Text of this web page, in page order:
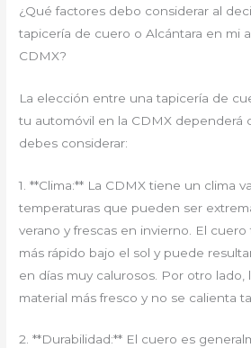
¿Qué factores debo considerar al
tapicería de cuero o Alcántara en mi
CDMX?
La elección entre una tapicería de
tu automóvil en la CDMX dependerá
debes considerar:
1. **Clima:** La CDMX tiene un clima
temperaturas que pueden ser
verano y frescas en invierno. El
más rápido bajo el sol y puede
en días muy calurosos. Por otro lado,
material más fresco y no se calienta
2. **Durabilidad:** El cuero es